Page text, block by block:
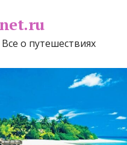
о путешествиях